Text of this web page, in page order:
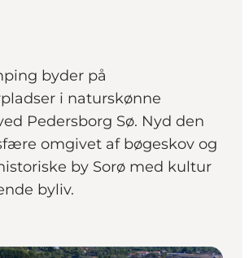
byder på
i naturskønne
Pedersborg Sø. Nyd den
omgivet af bøgeskov og
by Sorø med kultur
byliv.